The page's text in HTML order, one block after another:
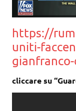
https://
uniti-
cliccare su